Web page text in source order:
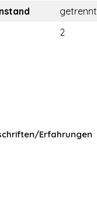
getrennt
2
Erfahrungen